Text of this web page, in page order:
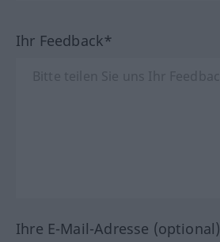
Ihr Feedback*
Ihre E-Mail-Adresse (optional)